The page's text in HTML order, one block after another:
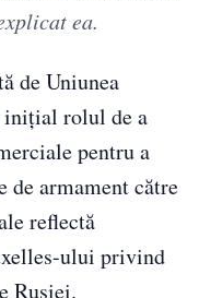
ea.
de Uniunea
inițial rolul de a
pentru a
armament către
reflectă
ului privind
Rusiei.